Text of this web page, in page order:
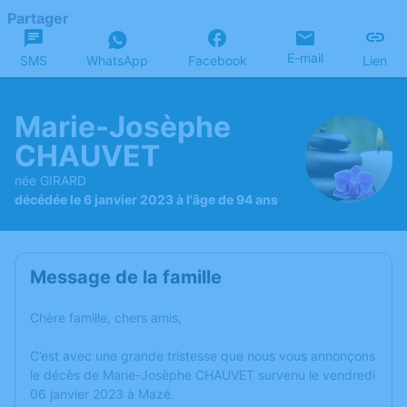
Partager
SMS WhatsApp Facebook E-mail Lien
Marie-Josèphe
CHAUVET
née GIRARD
décédée le 6 janvier 2023 à l'âge de 94 ans
Message de la famille
Chère famille, chers amis,
C’est avec une grande tristesse que nous vous annonçons
le décès de Marie-Josèphe CHAUVET survenu le vendredi
06 janvier 2023 à Mazé.